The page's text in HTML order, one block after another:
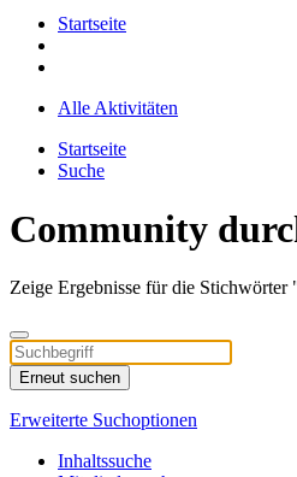
Startseite
Alle Aktivitäten
Startseite
Suche
Community
Zeige Ergebnisse für die Stichwörter
Erneut suchen
Erweiterte Suchoptionen
Inhaltssuche